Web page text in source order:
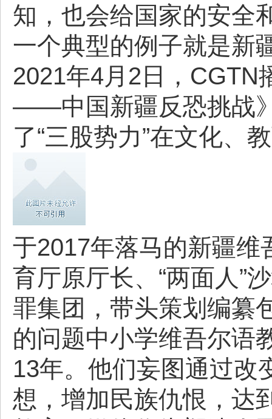
知，也会给国家的安全
一个典型的例子就是新
2021年4月2日，CGTN
——中国新疆反恐挑战
了“三股势力”在文化、
于2017年落马的新疆维
育厅原厅长、“两面人”
罪集团，带头策划编纂
的问题中小学维吾尔语
13年。他们妄图通过改
想，增加民族仇恨，达